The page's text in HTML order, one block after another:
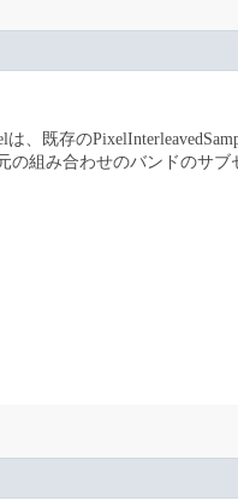
は、既存の
の組み合わせのバンドのサ